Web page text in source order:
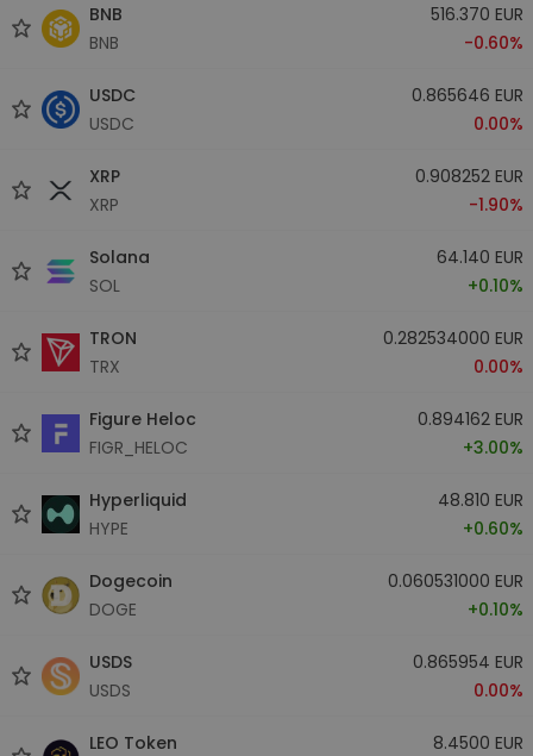
BNB
BNB
516.370 EUR
-0.60%
USDC
USDC
0.865646 EUR
0.00%
XRP
XRP
0.908252 EUR
-1.90%
Solana
SOL
64.140 EUR
+0.10%
TRON
TRX
0.282534000 EUR
0.00%
Figure Heloc
FIGR_HELOC
0.894162 EUR
+3.00%
Hyperliquid
HYPE
48.810 EUR
+0.60%
Dogecoin
DOGE
0.060531000 EUR
+0.10%
USDS
USDS
0.865954 EUR
0.00%
LEO Token
8.4500 EUR